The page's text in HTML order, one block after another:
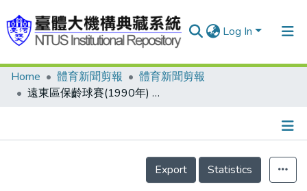
Log In
Communities & Collections
Home 體育新聞剪報
體育新聞剪報
遠東區保齡球賽(1990年) 廖惠瑩冒出頭 直球升盟主 男子飛碟球失靈 靠她來出口氣 此役中華隊共獲3金4銀3銅
Details
Export
Statistics